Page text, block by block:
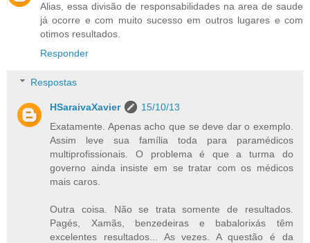
Alias, essa divisão de responsabilidades na area de saude
já ocorre e com muito sucesso em outros lugares e com
otimos resultados.
Responder
Respostas
HSaraivaXavier
15/10/13
Exatamente. Apenas acho que se deve dar o exemplo.
Assim leve sua família toda para paramédicos
multiprofissionais. O problema é que a turma do
governo ainda insiste em se tratar com os médicos
mais caros.
Outra coisa. Não se trata somente de resultados.
Pagés, Xamãs, benzedeiras e babalorixás têm
excelentes resultados... As vezes. A questão é da